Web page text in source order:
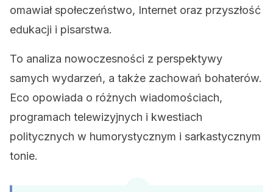
omawiał społeczeństwo, Internet oraz przyszłość
edukacji i pisarstwa.
To analiza nowoczesności z perspektywy
samych wydarzeń, a także zachowań bohaterów.
Eco opowiada o różnych wiadomościach,
programach telewizyjnych i kwestiach
politycznych w humorystycznym i sarkastycznym
tonie.